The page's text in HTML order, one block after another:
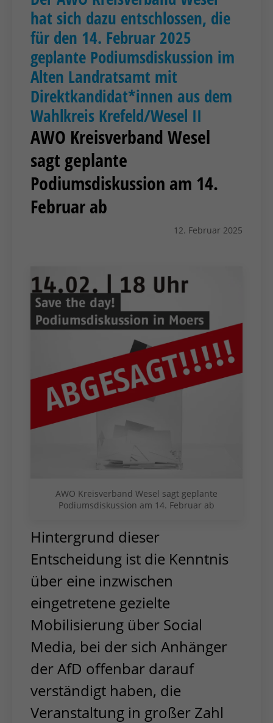
hat sich dazu entschlossen, die
für den 14. Februar 2025
geplante Podiumsdiskussion im
Alten Landratsamt mit
Direktkandidat*innen aus dem
Wahlkreis Krefeld/Wesel II
AWO Kreisverband Wesel
sagt geplante
Podiumsdiskussion am 14.
Februar ab
12. Februar 2025
AWO Kreisverband Wesel sagt geplante
Podiumsdiskussion am 14. Februar ab
Hintergrund dieser
Entscheidung ist die Kenntnis
über eine inzwischen
eingetretene gezielte
Mobilisierung über Social
Media, bei der sich Anhänger
der AfD offenbar darauf
verständigt haben, die
Veranstaltung in großer Zahl